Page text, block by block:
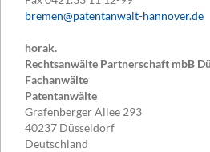
bremen@patentanwalt-hannover.de
horak.
Rechtsanwälte Partnerschaft mbB
Fachanwälte
Patentanwälte
Grafenberger Allee 293
40237 Düsseldorf
Deutschland